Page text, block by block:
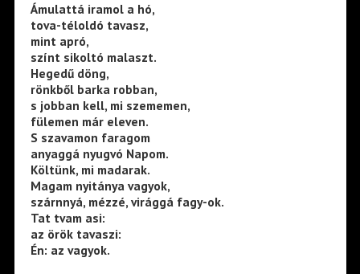
Ámulattá iramol a hó,
tova-téloldó tavasz,
mint apró,
színt sikoltó malaszt.
Hegedű döng,
rönkből barka robban,
s jobban kell, mi szememen,
fülemen már eleven.
S szavamon faragom
anyaggá nyugvó Napom.
Költünk, mi madarak.
Magam nyitánya vagyok,
szárnnyá, mézzé, virággá fagy-ok.
Tat tvam asi:
az örök tavaszi:
Én: az vagyok.